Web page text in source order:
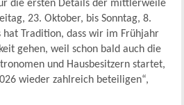
die ersten Details der mittlerweile
23. Oktober, bis Sonntag, 8.
hat Tradition, dass wir im Frühjahr
gehen, weil schon bald auch die
und Hausbesitzern startet,
wieder zahlreich beteiligen“,